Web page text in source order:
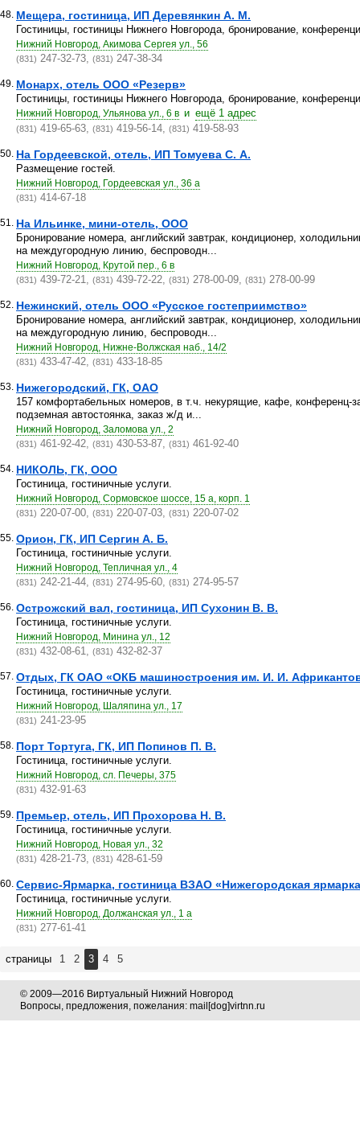
48. Мещера, гостиница, ИП Деревянкин А. М.
Гостиницы, гостиницы Нижнего Новгорода, бронирование,
Нижний Новгород, Акимова Сергея ул., 56
(831) 247-32-73, (831) 247-38-34
49. Монарх, отель ООО «Резерв»
Гостиницы, гостиницы Нижнего Новгорода, бронирование,
Нижний Новгород, Ульянова ул., 6 в и ещё 1 адрес
(831) 419-65-63, (831) 419-56-14, (831) 419-58-93
50. На Гордеевской, отель, ИП Томуева С. А.
Размещение гостей.
Нижний Новгород, Гордеевская ул., 36 а
(831) 414-67-18
51. На Ильинке, мини-отель, ООО
Бронирование номера, английский завтрак, кондиционер,
на междугородную линию, беспроводн...
Нижний Новгород, Крутой пер., 6 в
(831) 439-72-21, (831) 439-72-22, (831) 278-00-09, (831) 278-00-99
52. Нежинский, отель ООО «Русское гостеприимство»
Бронирование номера, английский завтрак, кондиционер,
на междугородную линию, беспроводн...
Нижний Новгород, Нижне-Волжская наб., 14/2
(831) 433-47-42, (831) 433-18-85
53. Нижегородский, ГК, ОАО
157 комфортабельных номеров, в т.ч. некурящие, кафе, конференц-
подземная автостоянка, заказ ж/д и...
Нижний Новгород, Заломова ул., 2
(831) 461-92-42, (831) 430-53-87, (831) 461-92-40
54. НИКОЛЬ, ГК, ООО
Гостиница, гостиничные услуги.
Нижний Новгород, Сормовское шоссе, 15 а, корп. 1
(831) 220-07-00, (831) 220-07-03, (831) 220-07-02
55. Орион, ГК, ИП Сергин А. Б.
Гостиница, гостиничные услуги.
Нижний Новгород, Тепличная ул., 4
(831) 242-21-44, (831) 274-95-60, (831) 274-95-57
56. Острожский вал, гостиница, ИП Сухонин В. В.
Гостиница, гостиничные услуги.
Нижний Новгород, Минина ул., 12
(831) 432-08-61, (831) 432-82-37
57. Отдых, ГК ОАО «ОКБ машиностроения им. И. И.
Гостиница, гостиничные услуги.
Нижний Новгород, Шаляпина ул., 17
(831) 241-23-95
58. Порт Тортуга, ГК, ИП Попинов П. В.
Гостиница, гостиничные услуги.
Нижний Новгород, сл. Печеры, 375
(831) 432-91-63
59. Премьер, отель, ИП Прохорова Н. В.
Гостиница, гостиничные услуги.
Нижний Новгород, Новая ул., 32
(831) 428-21-73, (831) 428-61-59
60. Сервис-Ярмарка, гостиница ВЗАО «Нижегородская
Гостиница, гостиничные услуги.
Нижний Новгород, Должанская ул., 1 а
(831) 277-61-41
страницы 1 2 3 4 5
© 2009—2016 Виртуальный Нижний Новгород
Вопросы, предложения, пожелания: mail[dog]virtnn.ru